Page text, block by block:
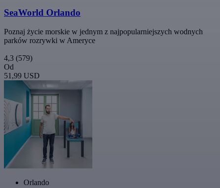
SeaWorld Orlando
Poznaj życie morskie w jednym z najpopularniejszych wodnych
parków rozrywki w Ameryce
4,3 (579)
Od
51,99 USD
Orlando